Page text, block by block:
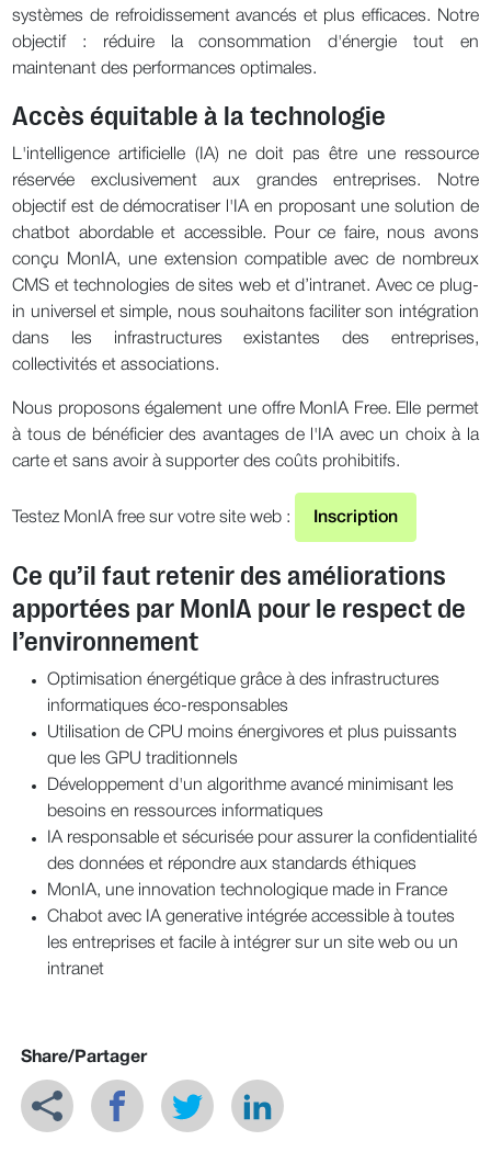
systèmes de refroidissement avancés et plus efficaces. Notre
objectif : réduire la consommation d'énergie tout en
maintenant des performances optimales.
Accès équitable à la technologie
L'intelligence artificielle (IA) ne doit pas être une ressource
réservée exclusivement aux grandes entreprises. Notre
objectif est de démocratiser l'IA en proposant une solution de
chatbot abordable et accessible. Pour ce faire, nous avons
conçu MonIA, une extension compatible avec de nombreux
CMS et technologies de sites web et d’intranet. Avec ce plug-
in universel et simple, nous souhaitons faciliter son intégration
dans les infrastructures existantes des entreprises,
collectivités et associations.
Nous proposons également une offre MonIA Free. Elle permet
à tous de bénéficier des avantages de l'IA avec un choix à la
carte et sans avoir à supporter des coûts prohibitifs.
Testez MonIA free sur votre site web : Inscription
Ce qu’il faut retenir des améliorations
apportées par MonIA pour le respect de
l’environnement
Optimisation énergétique grâce à des infrastructures
informatiques éco-responsables
Utilisation de CPU moins énergivores et plus puissants
que les GPU traditionnels
Développement d'un algorithme avancé minimisant les
besoins en ressources informatiques
IA responsable et sécurisée pour assurer la confidentialité
des données et répondre aux standards éthiques
MonIA, une innovation technologique made in France
Chabot avec IA generative intégrée accessible à toutes
les entreprises et facile à intégrer sur un site web ou un
intranet
Share/Partager